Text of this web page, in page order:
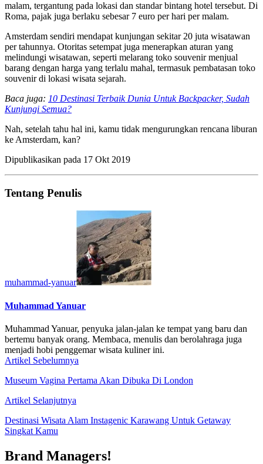
malam, tergantung pada lokasi dan standar bintang hotel tersebut. Di
Roma, pajak juga berlaku sebesar 7 euro per hari per malam.
Amsterdam sendiri mendapat kunjungan sekitar 20 juta wisatawan
per tahunnya. Otoritas setempat juga menerapkan aturan yang
melindungi wisatawan, seperti melarang toko souvenir menjual
barang dengan harga yang terlalu mahal, termasuk pembatasan toko
souvenir di lokasi wisata sejarah.
Baca juga: 10 Destinasi Terbaik Dunia Untuk Backpacker, Sudah
Kunjungi Semua?
Nah, setelah tahu hal ini, kamu tidak mengurungkan rencana liburan
ke Amsterdam, kan?
Dipublikasikan pada 17 Okt 2019
Tentang Penulis
muhammad-yanuar
Muhammad Yanuar
Muhammad Yanuar, penyuka jalan-jalan ke tempat yang baru dan
bertemu banyak orang. Membaca, menulis dan berolahraga juga
menjadi hobi penggemar wisata kuliner ini.
Artikel Sebelumnya
Museum Vagina Pertama Akan Dibuka Di London
Artikel Selanjutnya
Destinasi Wisata Alam Instagenic Karawang Untuk Getaway
Singkat Kamu
Brand Managers!